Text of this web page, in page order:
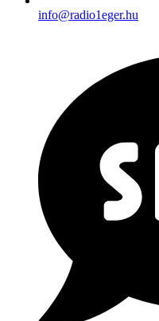
info@radio1eger.hu